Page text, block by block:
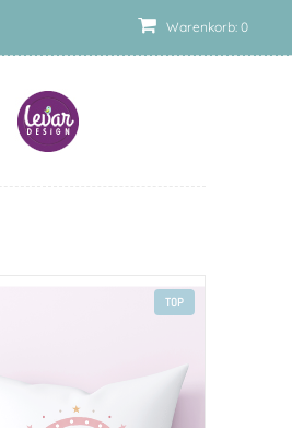
Warenkorb: 0
TOP